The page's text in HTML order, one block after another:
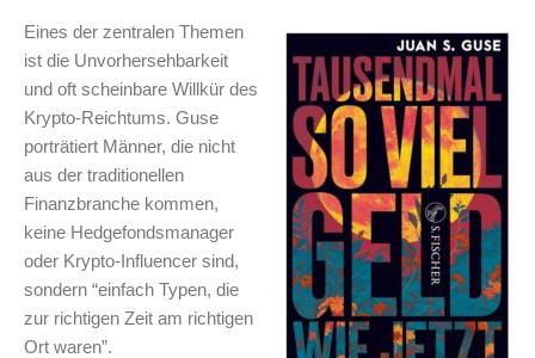
Eines der zentralen Themen
ist die Unvorhersehbarkeit
und oft scheinbare Willkür des
Krypto-Reichtums. Guse
porträtiert Männer, die nicht
aus der traditionellen
Finanzbranche kommen,
keine Hedgefondsmanager
oder Krypto-Influencer sind,
sondern “einfach Typen, die
zur richtigen Zeit am richtigen
Ort waren”.